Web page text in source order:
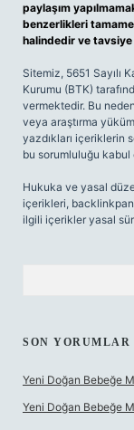
paylaşım
benzerlikleri
halindedir ve
Sitemiz, 5651 Sayılı
Kurumu (BTK)
vermektedir. Bu
veya araştırma
yazdıkları içeriklerin
bu sorumluluğu kabul
Hukuka ve yasal
içerikleri,
ilgili içerikler yasal
SON YORUMLAR
Yeni Doğan Bebeğe
Yeni Doğan Bebeğe